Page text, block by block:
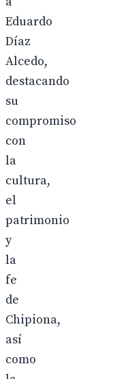
Eduardo
Díaz
Alcedo,
destacando
su
compromiso
con
la
cultura,
el
patrimonio
y
la
fe
de
Chipiona,
así
como